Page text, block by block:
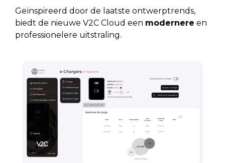
Geïnspireerd door de laatste ontwerptrends,
biedt de nieuwe V2C Cloud een modernere en
professionelere uitstraling.